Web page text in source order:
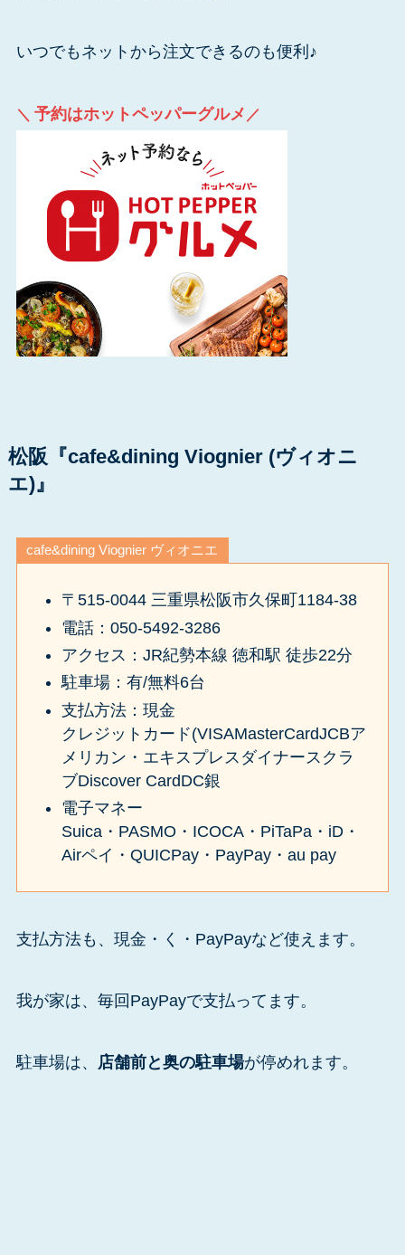
いつでもネットから注文できるのも便利♪
＼ 予約はホットペッパーグルメ ／
松阪『cafe&dining Viognier (ヴィオニ
エ)』
cafe&dining Viognier ヴィオニエ
〒515-0044 三重県松阪市久保町1184-38
電話：050-5492-3286
アクセス：JR紀勢本線 徳和駅 徒歩22分
駐車場：有/無料6台
支払方法：現金
クレジットカード(VISAMasterCardJCBア
メリカン・エキスプレスダイナースクラ
ブDiscover CardDC銀
電子マネー
Suica・PASMO・ICOCA・PiTaPa・iD・
Airペイ・QUICPay・PayPay・au pay
支払方法も、現金・く・PayPayなど使えます。
我が家は、毎回PayPayで支払ってます。
駐車場は、 店舗前と奥の駐車場が停めれます。